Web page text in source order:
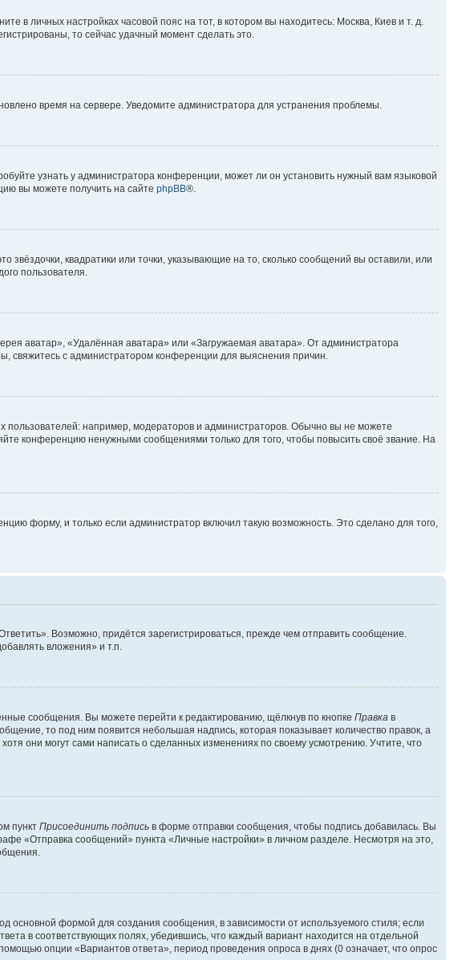
в личных настройках часовой пояс на тот, в котором вы находитесь: Москва, Киев и т. д.
то сейчас удачный момент сделать это.
время на сервере. Уведомите администратора для устранения проблемы.
узнать у администратора конференции, может ли он установить нужный вам языковой
вы можете получить на сайте phpBB®.
квадратики или точки, указывающие на то, сколько сообщений вы оставили, или
пользователя.
аватар», «Удалённая аватара» или «Загружаемая аватара». От администратора
свяжитесь с администратором конференции для выяснения причин.
например, модераторов и администраторов. Обычно вы не можете
конференцию ненужными сообщениями только для того, чтобы повысить своё звание. На
форму, и только если администратор включил такую возможность. Это сделано для того,
Возможно, придётся зарегистрироваться, прежде чем отправить сообщение.
вложения» и т.п.
сообщения. Вы можете перейти к редактированию, щёлкнув по кнопке Правка в
то под ним появится небольшая надпись, которая показывает количество правок, а
они могут сами написать о сделанных изменениях по своему усмотрению. Учтите, что
пункт Присоединить подпись в форме отправки сообщения, чтобы подпись добавилась. Вы
«Отправка сообщений» пункта «Личные настройки» в личном разделе. Несмотря на это,
основной формой для создания сообщения, в зависимости от используемого стиля; если
в соответствующих полях, убедившись, что каждый вариант находится на отдельной
опции «Вариантов ответа», период проведения опроса в днях (0 означает, что опрос